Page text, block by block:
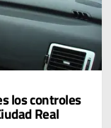
los controles
Real